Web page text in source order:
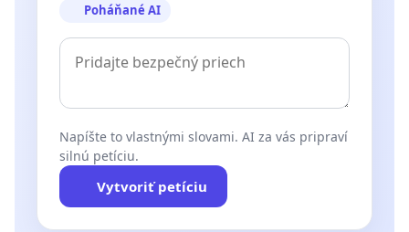
Poháňané AI
Napíšte to vlastnými slovami. AI za vás pripraví
silnú petíciu.
Vytvoriť petíciu